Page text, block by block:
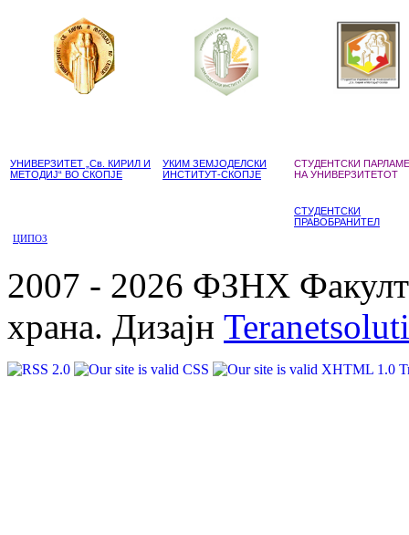
УНИВЕРЗИТЕТ „Св. КИРИЛ И
МЕТОДИЈ“ ВО СКОПЈЕ
УКИМ ЗЕМЈОДЕЛСКИ
ИНСТИТУТ-СКОПЈЕ
СТУДЕНТСКИ
НА УНИВЕРЗИТЕТОТ
СТУДЕНТСКИ
ПРАВОБРАНИТЕЛ
ЦИПОЗ
2007 - 2026 ФЗНХ
храна. Дизајн